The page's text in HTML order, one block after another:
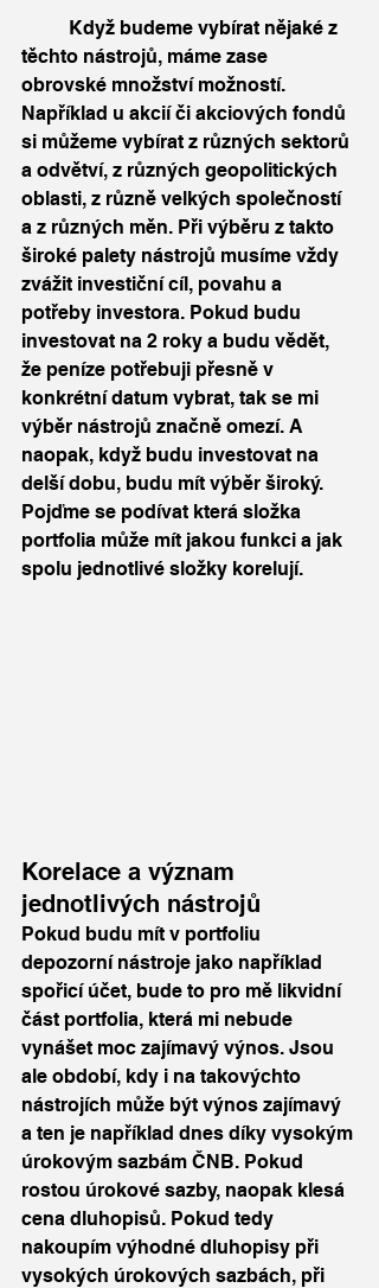
těchto nástrojů, máme zase
obrovské množství možností.
Například u akcií či akciových fondů
si můžeme vybírat z různých sektorů
a odvětví, z různých geopolitických
oblasti, z různě velkých společností
a z různých měn. Při výběru z takto
široké palety nástrojů musíme vždy
zvážit investiční cíl, povahu a
potřeby investora. Pokud budu
investovat na 2 roky a budu vědět,
že peníze potřebuji přesně v
konkrétní datum vybrat, tak se mi
výběr nástrojů značně omezí. A
naopak, když budu investovat na
delší dobu, budu mít výběr široký.
Pojďme se podívat která složka
portfolia může mít jakou funkci a jak
spolu jednotlivé složky korelují.
Korelace a význam
jednotlivých nástrojů
Pokud budu mít v portfoliu
depozorní nástroje jako například
spořicí účet, bude to pro mě likvidní
část portfolia, která mi nebude
vynášet moc zajímavý výnos. Jsou
ale období, kdy i na takovýchto
nástrojích může být výnos zajímavý
a ten je například dnes díky vysokým
úrokovým sazbám ČNB. Pokud
rostou úrokové sazby, naopak klesá
cena dluhopisů. Pokud tedy
nakoupím výhodné dluhopisy při
vysokých úrokových sazbách, při